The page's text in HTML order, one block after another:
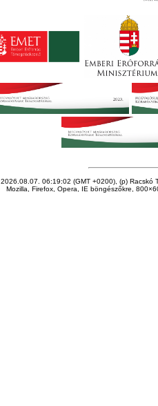
2026.08.07. 06:19:02 (GMT +0200), (p) Racskó
Mozilla, Firefox, Opera, IE böngészőkre,